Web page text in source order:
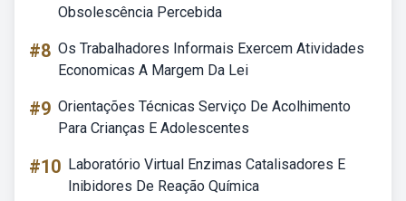
Obsolescência Percebida
#8 Os Trabalhadores Informais Exercem Atividades
Economicas A Margem Da Lei
#9 Orientações Técnicas Serviço De Acolhimento
Para Crianças E Adolescentes
#10 Laboratório Virtual Enzimas Catalisadores E
Inibidores De Reação Química